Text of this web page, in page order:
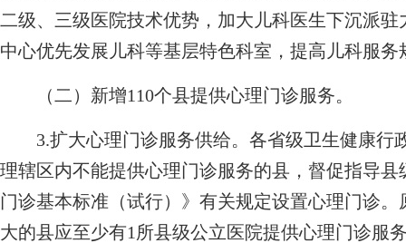
二级、三级医院技术优势，加大儿科医生下沉派
中心优先发展儿科等基层特色科室，提高儿科服
（二）新增110个县提供心理门诊服务。
3.扩大心理门诊服务供给。各省级卫生健康行
理辖区内不能提供心理门诊服务的县，督促指导
门诊基本标准（试行）》有关规定设置心理门诊
大的县应至少有1所县级公立医院提供心理门诊服